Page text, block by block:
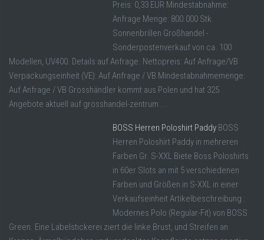
Preis: 0,33 EUR Mindestabnahme:
Anfrage Menge: 800.000 Stk.
Sonnenbrillen Großhandel -
Sonderpostenverkauf von ca. 100
Modellen, UV400. Details auf Anfrage. Nettopreis: Auf Anfrage/VB
Verpackungseinheit (VE): Auf Anfrage / VB Mindestabnahmemenge:
Auf Anfrage / VB Grosshändler kommt aus Polen und hat 325
Angebote aktuell auf grosshandel-zentrum ...
BOSS Herren Poloshirt Paddy BOSS
Herren Poloshirt Paddy in mehreren
Farben Gr. S-XXL Biete Boss Poloshirts
in 60er Slots an mit 5 verschiedenen
Farben und Größen in S-XXL in einer
Verkaufseinheit Artikelbeschreibung :
Modernes Polo (Regular-Fit) von BOSS
Green. Eine Labelstickerei ziert die linke Brust, und Streifen an